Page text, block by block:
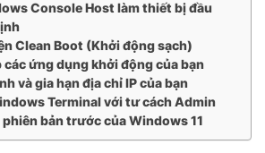
Console Host làm thiết bị đầu
Clean Boot (Khởi động sạch)
các ứng dụng khởi động của bạn
và gia hạn địa chỉ IP của bạn
Terminal với tư cách Admin
phiên bản trước của Windows 11